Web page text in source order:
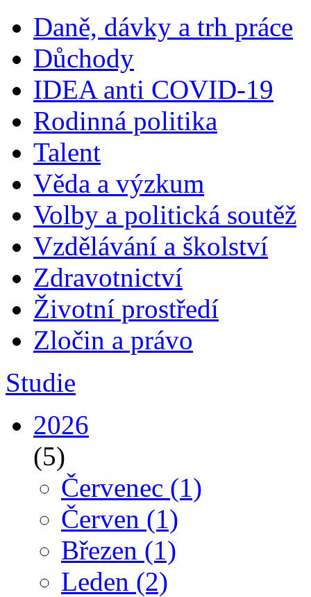
Daně, dávky a trh práce
Důchody
IDEA anti COVID-19
Rodinná politika
Talent
Věda a výzkum
Volby a politická soutěž
Vzdělávání a školství
Zdravotnictví
Životní prostředí
Zločin a právo
Studie
2026
(5)
Červenec (1)
Červen (1)
Březen (1)
Leden (2)